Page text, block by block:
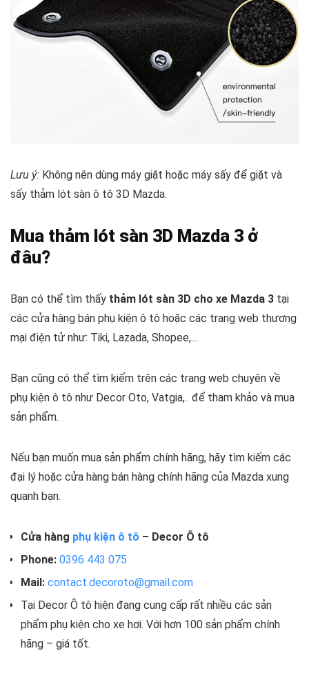
Lưu ý: Không nên dùng máy giặt hoặc máy sấy để giặt và
sấy thảm lót sàn ô tô 3D Mazda.
Mua thảm lót sàn 3D Mazda 3 ở
đâu?
Bạn có thể tìm thấy thảm lót sàn 3D cho xe Mazda 3 tại
các cửa hàng bán phụ kiện ô tô hoặc các trang web thương
mại điện tử như: Tiki, Lazada, Shopee,…
Bạn cũng có thể tìm kiếm trên các trang web chuyên về
phụ kiện ô tô như Decor Oto, Vatgia,.. để tham khảo và mua
sản phẩm.
Nếu bạn muốn mua sản phẩm chính hãng, hãy tìm kiếm các
đại lý hoặc cửa hàng bán hàng chính hãng của Mazda xung
quanh bạn.
Cửa hàng phụ kiện ô tô – Decor Ô tô
Phone: 0396 443 075
Mail: contact.decoroto@gmail.com
Tại Decor Ô tô hiện đang cung cấp rất nhiều các sản
phẩm phụ kiện cho xe hơi. Với hơn 100 sản phẩm chính
hãng – giá tốt.